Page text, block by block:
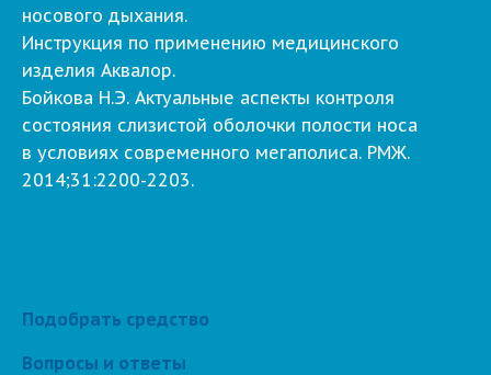
носового дыхания.
Инструкция по применению медицинского
изделия Аквалор.
Бойкова Н.Э. Актуальные аспекты контроля
состояния слизистой оболочки полости носа
в условиях современного мегаполиса. РМЖ.
2014;31:2200-2203.
Подобрать средство
Вопросы и ответы